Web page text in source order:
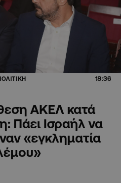
18:36
ΑΚΕΛ κατά
Πάει Ισραήλ να
«εγκληματία